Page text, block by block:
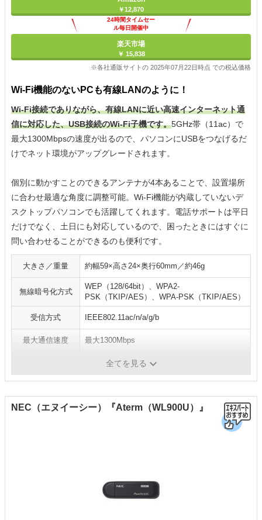
￥12,870
24時間タイムセー
ル毎日開催中
楽天市場
￥ 15,838
※各社通販サイトの 2025年07月22日時点 での税込価格
Wi-Fi機能のないPCも有線LANのように！
Wi-Fi接続でありながら、有線LANに近い高速インターネット通
信に対応した、USB接続のWi-Fi子機です。5GHz帯（11ac）で
最大1300Mbpsの速度が出るので、パソコンにUSBをつなげるだ
けでネット環境がアップグレードされます。
個別に動かすことのできるアンテナが4本あることで、設置場所
に合わせ最適な角度に調整可能。Wi-Fi機能が内蔵していないデ
スクトップパソコンでも活躍してくれます。電話サポートは平日
だけでなく、土日にも対応しているので、困ったときにはすぐに
問い合わせることができるのも便利です。
大きさ／重量 約幅59×高さ24×奥行60mm／約46g
無線暗号化方式
WEP（128/64bit）、WPA2-
PSK（TKIP/AES）、WPA-PSK（TKIP/AES）
受信方式 IEEE802.11ac/n/a/g/b
最大通信速度 最大1300Mbps
全てを見る
NEC（エヌイーシー）『Aterm（WL900U）』